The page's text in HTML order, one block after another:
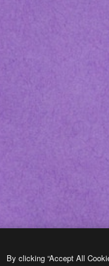
By clicking “Accept All